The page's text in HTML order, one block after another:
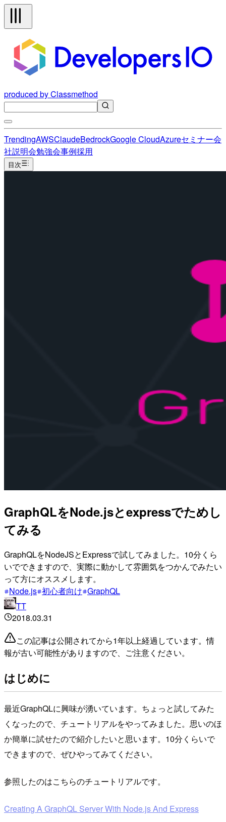
produced by Classmethod
TrendingAWSClaudeBedrockGoogle CloudAzureセミナー会
社説明会勉強会事例採用
目次
GraphQLをNode.jsとexpressでためし
てみる
GraphQLをNodeJSとExpressで試してみました。10分くら
いでできますので、実際に動かして雰囲気をつかんでみたい
って方にオススメします。
Node.js 初心者向け GraphQL
TT
2018.03.31
この記事は公開されてから1年以上経過しています。情
報が古い可能性がありますので、ご注意ください。
はじめに
最近GraphQLに興味が湧いています。ちょっと試してみた
くなったので、チュートリアルをやってみました。思いのほ
か簡単に試せたので紹介したいと思います。10分くらいで
できますので、ぜひやってみてください。
参照したのはこちらのチュートリアルです。
Creating A GraphQL Server With Node.js And Express